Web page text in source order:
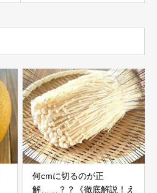
何cmに切るのが正
解……？？《徹底解説！え